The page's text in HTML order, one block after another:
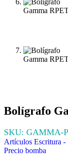
Bolígrafo
SKU: GAMMA-
Artículos Escritura -
Precio bomba